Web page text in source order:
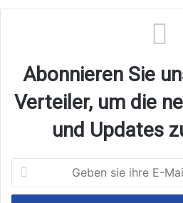
Abonnieren Sie
Verteiler, um die
und Updates
sie
ihre